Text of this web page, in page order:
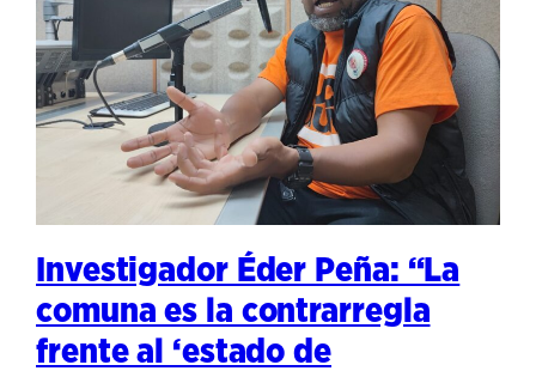
Investigador Éder Peña: “La
comuna es la contrarregla
frente al ‘estado de